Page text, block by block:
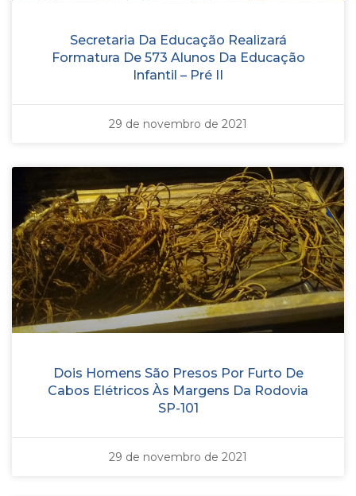
Secretaria Da Educação Realizará
Formatura De 573 Alunos Da Educação
Infantil – Pré II
29 de novembro de 2021
Dois Homens São Presos Por Furto De
Cabos Elétricos Às Margens Da Rodovia
SP-101
29 de novembro de 2021